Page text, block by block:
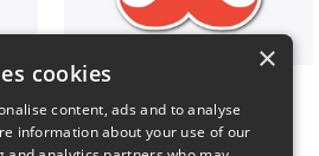
×
cookies
content, ads and to analyse
information about your use of our